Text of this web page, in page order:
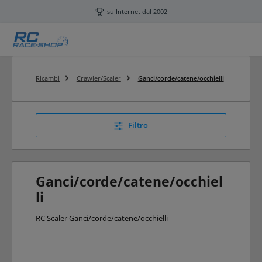
Passa al contenuto principale su Internet dal 2002
Ricambi Crawler/Scaler Ganci/corde/catene/occhielli
Filtro
Ganci/corde/catene/occhiel
li
RC Scaler Ganci/corde/catene/occhielli